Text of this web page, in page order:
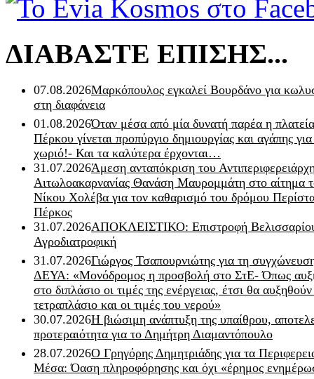
ΔΙΑΒΑΣΤΕ ΕΠΙΣΗΣ...
07.08.2026Μαρκόπουλος εγκαλεί Βουρδάνο για
στη διαφάνεια
01.08.2026Όταν μέσα από μία δυνατή παρέα η
Πέρκου γίνεται προπύργιο δημιουργίας και αγάπης
χωριό!- Και τα καλύτερα έρχονται…
31.07.2026Άμεση ανταπόκριση του
Αιτωλοακαρνανίας Θανάση Μαυρομμάτη στο αίτημα
Νίκου Χολέβα για τον καθαρισμό του δρόμου
Πέρκος
31.07.2026ΑΠΟΚΛΕΙΣΤΙΚΟ: Επιστροφή
Αγροδιατροφική
31.07.2026Γιώργος Τσαπουρνιώτης για τη
ΔΕΥΑ: «Μονόδρομος η προσβολή στο ΣτΕ- Όπως
στο διπλάσιο οι τιμές της ενέργειας, έτσι θα
τετραπλάσιο και οι τιμές του νερού»
30.07.2026Η βιώσιμη ανάπτυξη της υπαίθρου,
προτεραιότητα για το Δημήτρη Διαμαντόπουλο
28.07.2026Ο Γρηγόρης Δημητριάδης για τα
Μέσα: Όαση πληροφόρησης και όχι «έρημος